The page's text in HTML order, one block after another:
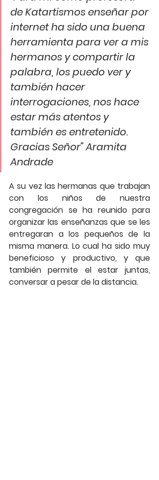
de Katartismos enseñar por
internet ha sido una buena
herramienta para ver a mis
hermanos y compartir la
palabra, los puedo ver y
también hacer
interrogaciones, nos hace
estar más atentos y
también es entretenido.
Gracias Señor” Aramita
Andrade
A su vez las hermanas que trabajan
con los niños de nuestra
congregación se ha reunido para
organizar las enseñanzas que se les
entregaran a los pequeños de la
misma manera. Lo cual ha sido muy
beneficioso y productivo, y que
también permite el estar juntas,
conversar a pesar de la distancia.